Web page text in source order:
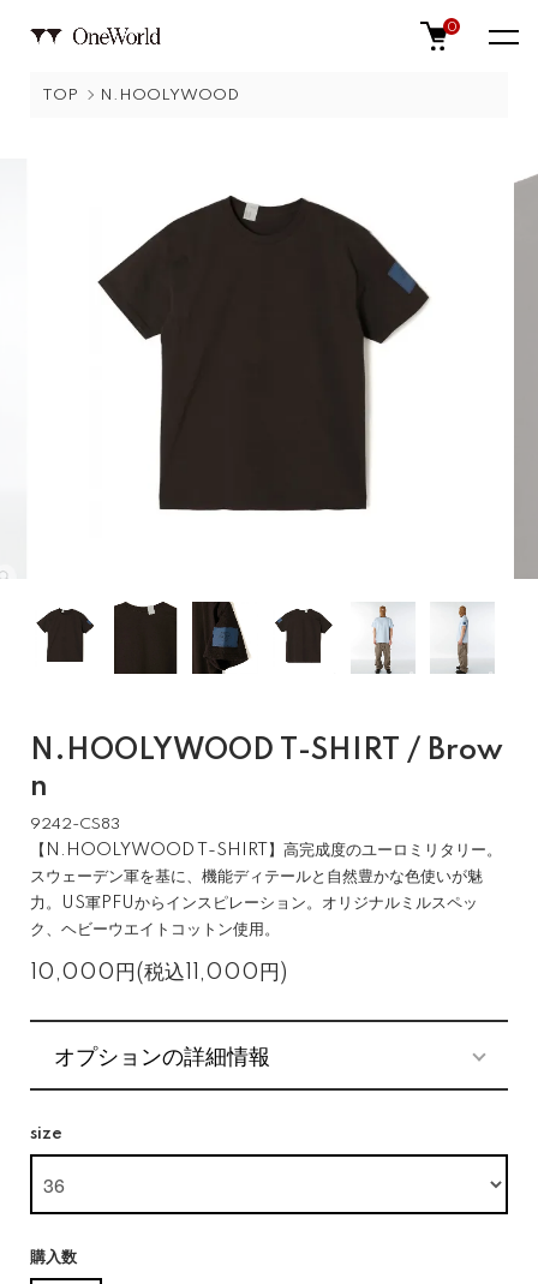
0
TOP N.HOOLYWOOD
N.HOOLYWOOD T-SHIRT / Brow
n
9242-CS83
【N.HOOLYWOOD T-SHIRT】高完成度のユーロミリタリー。
スウェーデン軍を基に、機能ディテールと自然豊かな色使いが魅
力。US軍PFUからインスピレーション。オリジナルミルスペッ
ク、ヘビーウエイトコットン使用。
10,000円(税込11,000円)
オプションの詳細情報
size
購入数